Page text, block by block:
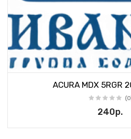
ACURA MDX 5RGR
240р.